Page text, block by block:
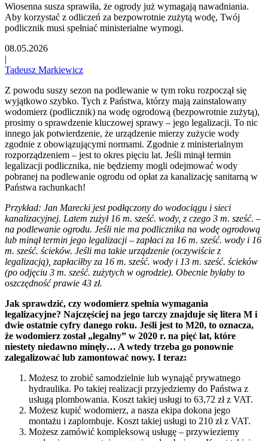
Wiosenna susza sprawiła, że ogrody już wymagają nawadniania.
Aby korzystać z odliczeń za bezpowrotnie zużytą wodę, Twój
podlicznik musi spełniać ministerialne wymogi.
08.05.2026
|
Tadeusz Markiewicz
Z powodu suszy sezon na podlewanie w tym roku rozpoczął się
wyjątkowo szybko. Tych z Państwa, którzy mają zainstalowany
wodomierz (podlicznik) na wodę ogrodową (bezpowrotnie zużytą),
prosimy o sprawdzenie kluczowej sprawy – jego legalizacji. To nic
innego jak potwierdzenie, że urządzenie mierzy zużycie wody
zgodnie z obowiązującymi normami. Zgodnie z ministerialnym
rozporządzeniem – jest to okres pięciu lat. Jeśli minął termin
legalizacji podlicznika, nie będziemy mogli odejmować wody
pobranej na podlewanie ogrodu od opłat za kanalizację sanitarną w
Państwa rachunkach!
Przykład: Jan Marecki jest podłączony do wodociągu i sieci
kanalizacyjnej. Latem zużył 16 m. sześć. wody, z czego 3 m. sześć. –
na podlewanie ogrodu. Jeśli nie ma podlicznika na wodę ogrodową
lub minął termin jego legalizacji – zapłaci za 16 m. sześć. wody i 16
m. sześć. ścieków. Jeśli ma takie urządzenie (oczywiście z
legalizacją), zapłaciłby za 16 m. sześć. wody i 13 m. sześć. ścieków
(po odjęciu 3 m. sześć. zużytych w ogrodzie). Obecnie byłaby to
oszczędność prawie 43 zł.
Jak sprawdzić, czy wodomierz spełnia wymagania
legalizacyjne? Najczęściej na jego tarczy znajduje się litera M i
dwie ostatnie cyfry danego roku. Jeśli jest to M20, to oznacza,
że wodomierz został „legalny” w 2020 r. na pięć lat, które
niestety niedawno minęły… A wtedy trzeba go ponownie
zalegalizować lub zamontować nowy. I teraz:
Możesz to zrobić samodzielnie lub wynająć prywatnego
hydraulika. Po takiej realizacji przyjedziemy do Państwa z
usługą plombowania. Koszt takiej usługi to 63,72 zł z VAT.
Możesz kupić wodomierz, a nasza ekipa dokona jego
montażu i zaplombuje. Koszt takiej usługi to 210 zł z VAT.
Możesz zamówić kompleksową usługę – przywieziemy